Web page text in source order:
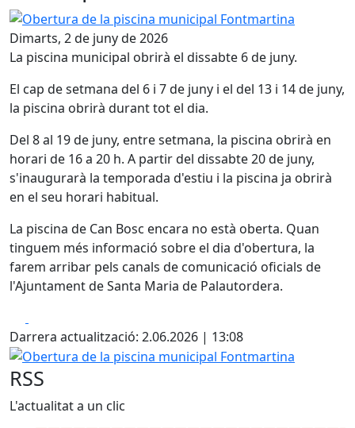
Obertura de la piscina municipal Fontmartina
Dimarts, 2 de juny de 2026
La piscina municipal obrirà el dissabte 6 de juny.
El cap de setmana del 6 i 7 de juny i el del 13 i 14 de juny,
la piscina obrirà durant tot el dia.
Del 8 al 19 de juny, entre setmana, la piscina obrirà en
horari de 16 a 20 h. A partir del dissabte 20 de juny,
s'inaugurarà la temporada d'estiu i la piscina ja obrirà
en el seu horari habitual.
La piscina de Can Bosc encara no està oberta. Quan
tinguem més informació sobre el dia d'obertura, la
farem arribar pels canals de comunicació oficials de
l'Ajuntament de Santa Maria de Palautordera.
Darrera actualització: 2.06.2026 | 13:08
Obertura de la piscina municipal Fontmartina
RSS
L'actualitat a un clic